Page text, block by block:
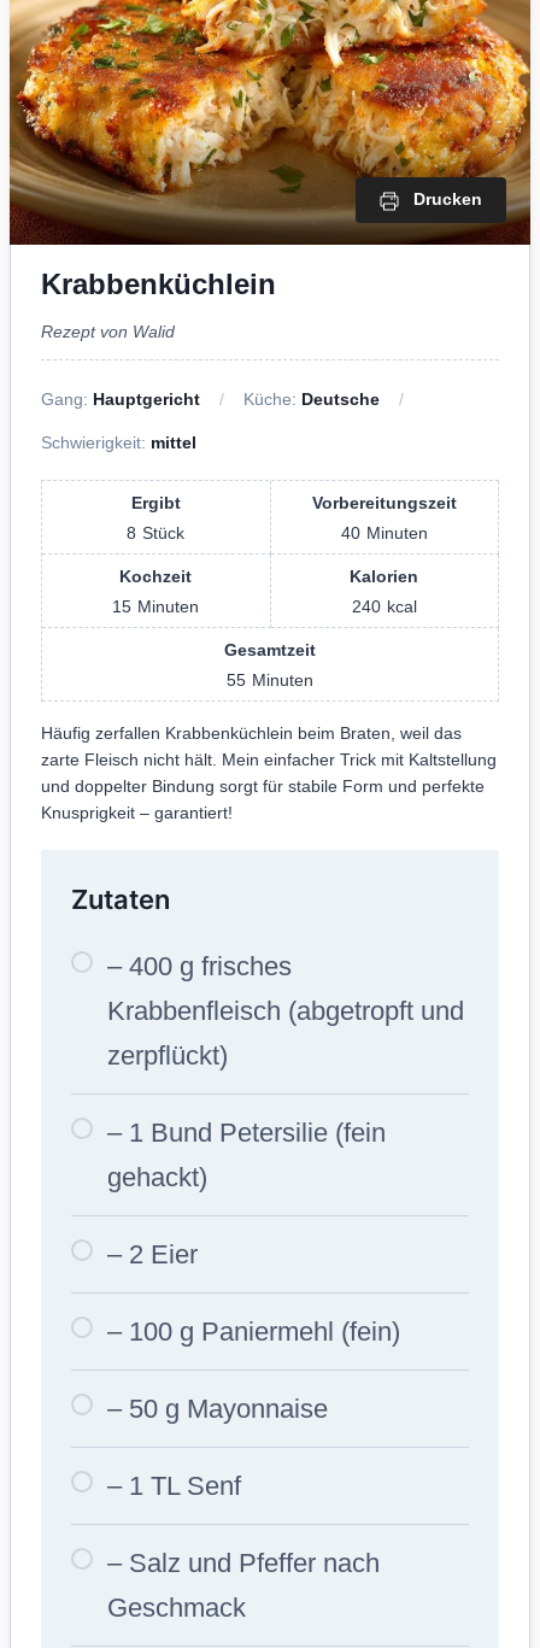
Drucken
Krabbenküchlein
Rezept von Walid
Gang: Hauptgericht Küche: Deutsche
Schwierigkeit: mittel
Ergibt
8 Stück
Vorbereitungszeit
40 Minuten
Kochzeit
15 Minuten
Kalorien
240 kcal
Gesamtzeit
55 Minuten
Häufig zerfallen Krabbenküchlein beim Braten, weil das
zarte Fleisch nicht hält. Mein einfacher Trick mit Kaltstellung
und doppelter Bindung sorgt für stabile Form und perfekte
Knusprigkeit – garantiert!
Zutaten
– 400 g frisches
Krabbenfleisch (abgetropft und
zerpflückt)
– 1 Bund Petersilie (fein
gehackt)
– 2 Eier
– 100 g Paniermehl (fein)
– 50 g Mayonnaise
– 1 TL Senf
– Salz und Pfeffer nach
Geschmack